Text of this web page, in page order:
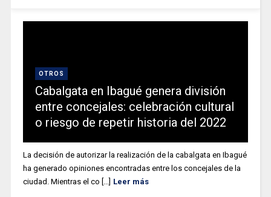
OTROS
Cabalgata en Ibagué genera división
entre concejales: celebración cultural
o riesgo de repetir historia del 2022
La decisión de autorizar la realización de la cabalgata en Ibagué
ha generado opiniones encontradas entre los concejales de la
ciudad. Mientras el co [...] Leer más